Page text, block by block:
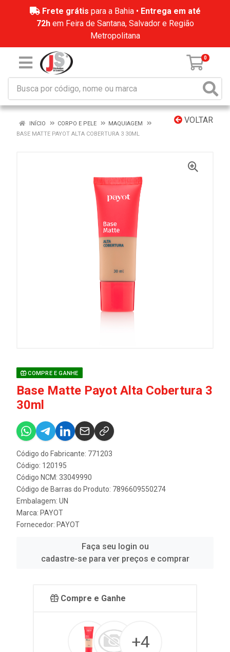
Frete grátis para a Bahia • Entrega em até
72hem Feira de Santana, Salvador e Região
Metropolitana
0
VOLTAR
INÍCIO CORPO E PELE
MAQUIAGEM
BASE MATTE PAYOT ALTA COBERTURA 3 30ML
COMPRE E GANHE
Base Matte Payot Alta Cobertura 3
30ml
Código do Fabricante: 771203
Código: 120195
Código NCM: 33049990
Código de Barras do Produto: 7896609550274
Embalagem: UN
Marca: PAYOT
Fornecedor: PAYOT
Faça seu login ou
cadastre-se para ver preços e comprar
Compre e Ganhe
+4